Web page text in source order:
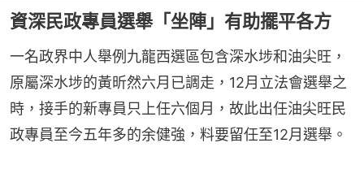
資深民政專員選舉「坐陣」有助擺平各方
一名政界中人舉例九龍西選區包含深水埗和油尖旺，
原屬深水埗的黃昕然六月已調走，12月立法會選舉之
時，接手的新專員只上任六個月，故此出任油尖旺民
政專員至今五年多的余健強，料要留任至12月選舉。